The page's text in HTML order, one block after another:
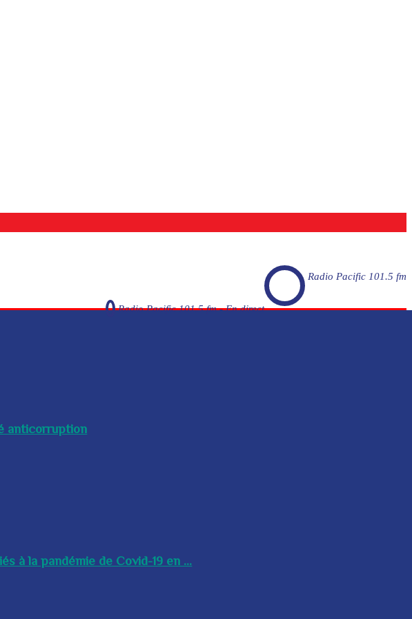
Radio Pacific 101.5 fm
Radio Pacific 101.5 fm - En direct
anticorruption
à la pandémie de Covid-19 en ...